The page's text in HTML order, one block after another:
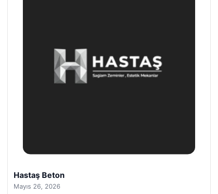
Prenses Night Club
Nisan 29, 2026